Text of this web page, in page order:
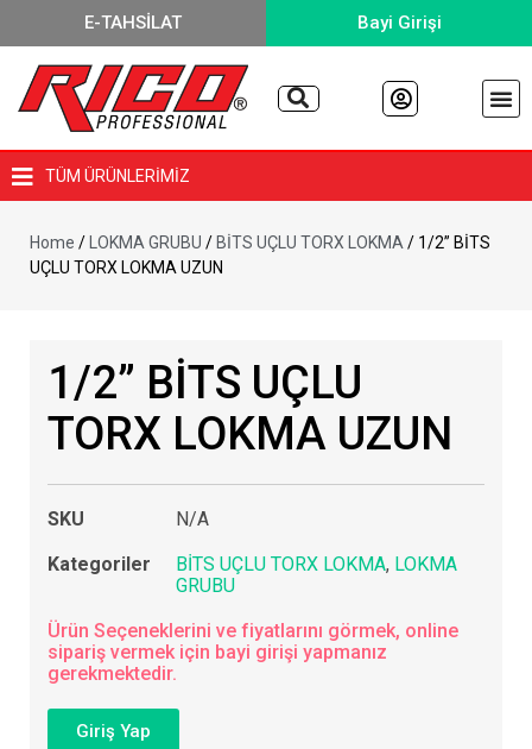
E-TAHSİLAT Bayi Girişi
TÜM ÜRÜNLERİMİZ
Home / LOKMA GRUBU / BİTS UÇLU TORX LOKMA / 1/2” BİTS
UÇLU TORX LOKMA UZUN
1/2” BİTS UÇLU
TORX LOKMA UZUN
SKU
N/A
Kategoriler
BİTS UÇLU TORX LOKMA, LOKMA
GRUBU
Ürün Seçeneklerini ve fiyatlarını görmek, online
sipariş vermek için bayi girişi yapmanız
gerekmektedir.
Giriş Yap